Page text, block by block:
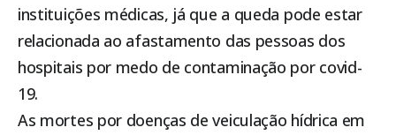
instituições médicas, já que a queda pode estar
relacionada ao afastamento das pessoas dos
hospitais por medo de contaminação por covid-
19.
As mortes por doenças de veiculação hídrica em